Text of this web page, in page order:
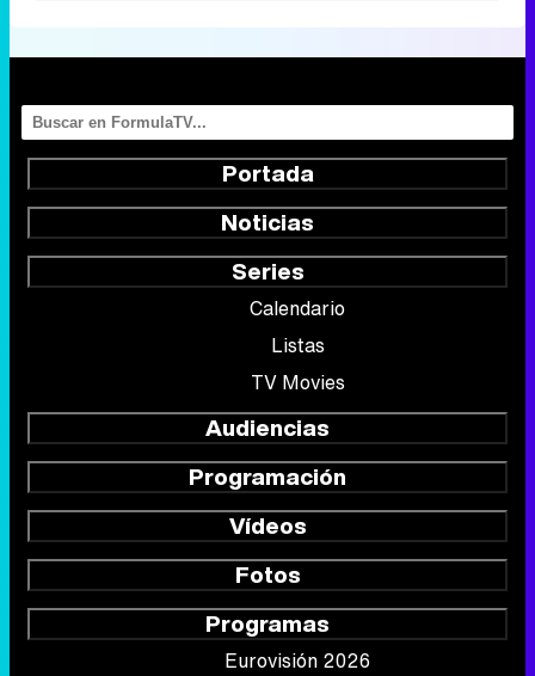
Portada
Noticias
Series
Calendario
Listas
TV Movies
Audiencias
Programación
Vídeos
Fotos
Programas
Eurovisión 2026